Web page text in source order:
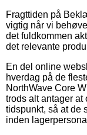
Fragttiden på
vigtig når vi
det fuldkommen
det relevante
En del online
hverdag på de
NorthWave Core
trods alt antager at
tidspunkt, så at de
inden